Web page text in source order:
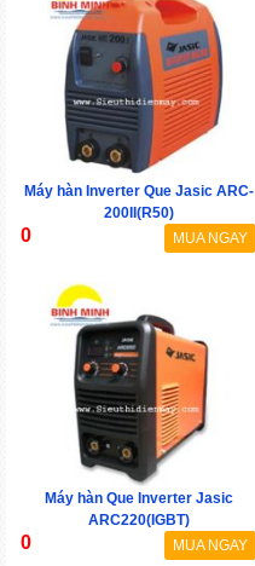
Máy hàn Inverter Que Jasic ARC-
200II(R50)
0 MUA NGAY
Máy hàn Que Inverter Jasic
ARC220(IGBT)
0 MUA NGAY